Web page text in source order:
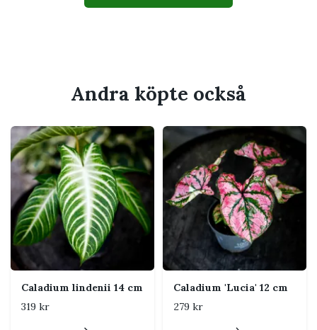
Passar perfekt för
Hylla, skrivbord eller mindre växtställ
Växtskåp eller plats med jämnare
luftfuktighet
Dig som gillar färgstarka och uttrycksfulla
blad
Ett varmt och dragfritt läge nära öst- eller
västfönster
En minikruka anpassad för 6 cm innerkruka
Andra köpte också
Caladium lindenii 14 cm
319 kr
Caladium 'Lucia' 12 cm
279 kr